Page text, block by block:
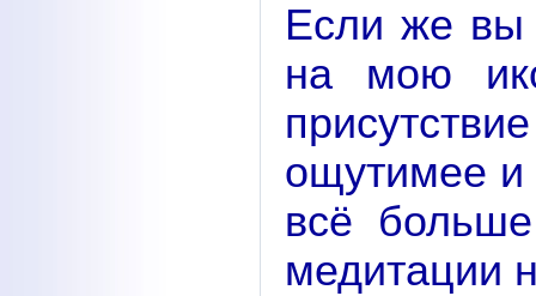
Если же вы
на мою
ощутимее и
всё
медитации